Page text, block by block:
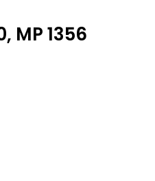
MP 1356